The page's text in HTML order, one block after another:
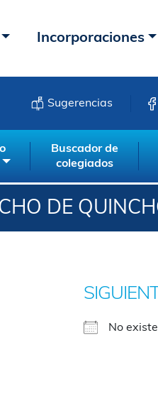
Incorporaciones
Sugerencias
Buscador de
colegiados
DE
No